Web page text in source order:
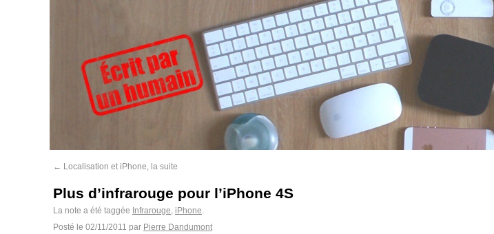
← Localisation et iPhone, la suite
Plus d’infrarouge pour l’iPhone 4S
La note a été taggée Infrarouge, iPhone.
Posté le 02/11/2011 par Pierre Dandumont